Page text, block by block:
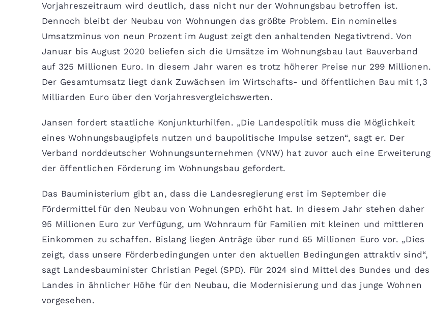
Vorjahreszeitraum wird deutlich, dass nicht nur der Wohnungsbau betroffen ist.
Dennoch bleibt der Neubau von Wohnungen das größte Problem. Ein nominelles
Umsatzminus von neun Prozent im August zeigt den anhaltenden Negativtrend. Von
Januar bis August 2020 beliefen sich die Umsätze im Wohnungsbau laut Bauverband
auf 325 Millionen Euro. In diesem Jahr waren es trotz höherer Preise nur 299 Millionen.
Der Gesamtumsatz liegt dank Zuwächsen im Wirtschafts- und öffentlichen Bau mit 1,3
Milliarden Euro über den Vorjahresvergleichswerten.
Jansen fordert staatliche Konjunkturhilfen. „Die Landespolitik muss die Möglichkeit
eines Wohnungsbaugipfels nutzen und baupolitische Impulse setzen“, sagt er. Der
Verband norddeutscher Wohnungsunternehmen (VNW) hat zuvor auch eine Erweiterung
der öffentlichen Förderung im Wohnungsbau gefordert.
Das Bauministerium gibt an, dass die Landesregierung erst im September die
Fördermittel für den Neubau von Wohnungen erhöht hat. In diesem Jahr stehen daher
95 Millionen Euro zur Verfügung, um Wohnraum für Familien mit kleinen und mittleren
Einkommen zu schaffen. Bislang liegen Anträge über rund 65 Millionen Euro vor. „Dies
zeigt, dass unsere Förderbedingungen unter den aktuellen Bedingungen attraktiv sind“,
sagt Landesbauminister Christian Pegel (SPD). Für 2024 sind Mittel des Bundes und des
Landes in ähnlicher Höhe für den Neubau, die Modernisierung und das junge Wohnen
vorgesehen.